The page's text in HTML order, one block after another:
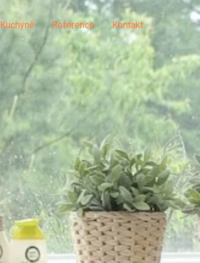
Kuchyně Reference Kontakt